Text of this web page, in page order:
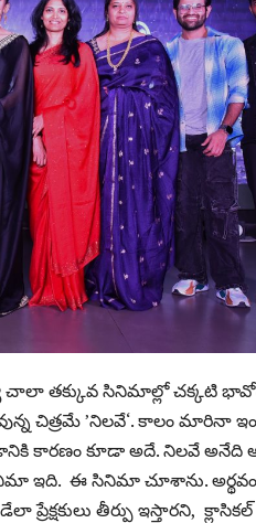
చాలా తక్కువ సినిమాల్లో చక్కటి
చిత్రమే ’నిలవే‘. కాలం మారినా
కారణం కూడా అదే. నిలవే అనేది
సినిమా ఇది. ఈ సినిమా చూశాను.
తీర్పు ఇస్తారని,